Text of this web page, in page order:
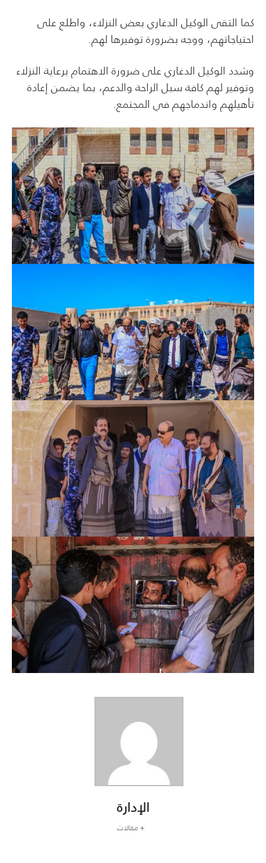
كما التقى الوكيل الدغاري بعض النزلاء، واطلع على
احتياجاتهم، ووجه بضرورة توفيرها لهم.
وشدد الوكيل الدغاري على ضرورة الاهتمام برعاية النزلاء
وتوفير لهم كافة سبل الراحة والدعم، بما يضمن إعادة
تأهيلهم واندماجهم في المجتمع.
الإدارة
+ مقالات